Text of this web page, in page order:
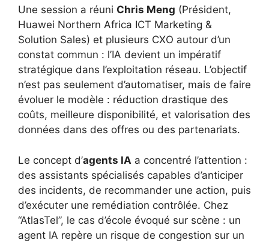
Une session a réuni Chris Meng (Président,
Huawei Northern Africa ICT Marketing &
Solution Sales) et plusieurs CXO autour d’un
constat commun : l’IA devient un impératif
stratégique dans l’exploitation réseau. L’objectif
n’est pas seulement d’automatiser, mais de faire
évoluer le modèle : réduction drastique des
coûts, meilleure disponibilité, et valorisation des
données dans des offres ou des partenariats.
Le concept d’agents IA a concentré l’attention :
des assistants spécialisés capables d’anticiper
des incidents, de recommander une action, puis
d’exécuter une remédiation contrôlée. Chez
“AtlasTel”, le cas d’école évoqué sur scène : un
agent IA repère un risque de congestion sur un